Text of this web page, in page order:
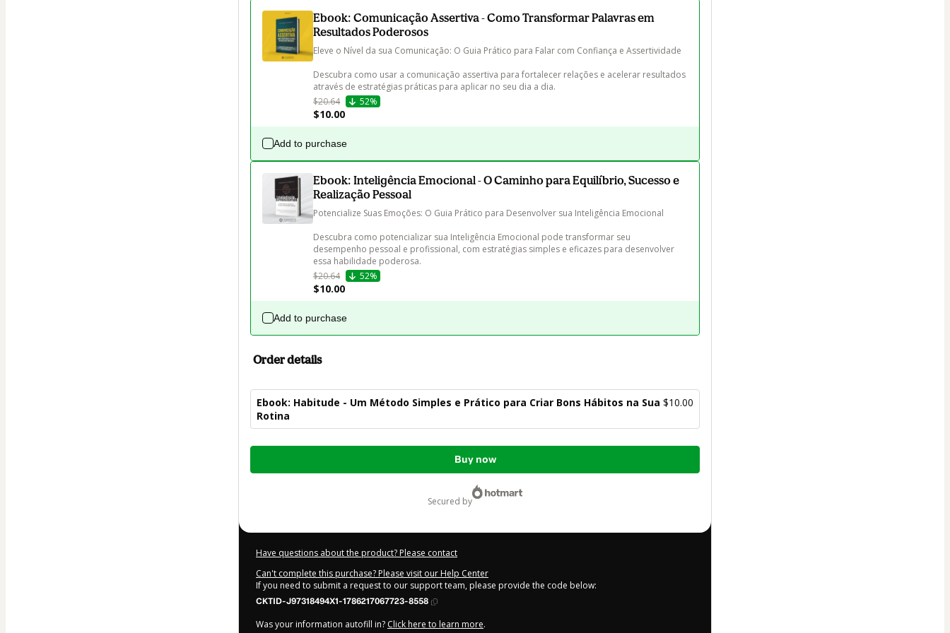
Ebook: Comunicação Assertiva - Como Transformar Palavras em
Resultados Poderosos
Eleve o Nível da sua Comunicação: O Guia Prático para Falar com Confiança e Assertividade
Descubra como usar a comunicação assertiva para fortalecer relações e acelerar resultados
através de estratégias práticas para aplicar no seu dia a dia.
$20.64
52%
$10.00
Add to purchase
Ebook: Inteligência Emocional - O Caminho para Equilíbrio, Sucesso e
Realização Pessoal
Potencialize Suas Emoções: O Guia Prático para Desenvolver sua Inteligência Emocional
Descubra como potencializar sua Inteligência Emocional pode transformar seu
desempenho pessoal e profissional, com estratégias simples e eficazes para desenvolver
essa habilidade poderosa.
$20.64
52%
$10.00
Add to purchase
Order details
Ebook: Habitude - Um Método Simples e Prático para Criar Bons Hábitos na Sua
Rotina
$10.00
Total
Buy now
secured by
Have questions about the product? Please contact
Can't complete this purchase? Please visit our Help Center
If you need to submit a request to our support team, please provide the code below:
CKTID-J97318494X1-1786217067723-8558
Was your information autofill in? Click here to learn more.